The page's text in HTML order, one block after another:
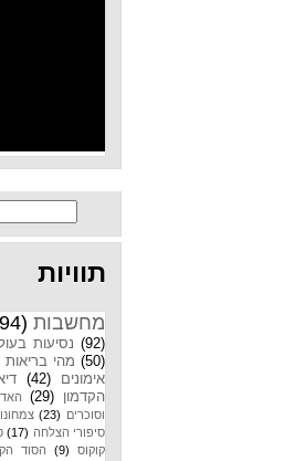
(194) תזונה
נסיעות בעולם (78)
מהי בריאות (49)
דיאטה (30)
האדם הקדמון (24)
צמחונות (20) ריצה
(17) טיולים (14)
הסוד הקדמוני (8) כבד